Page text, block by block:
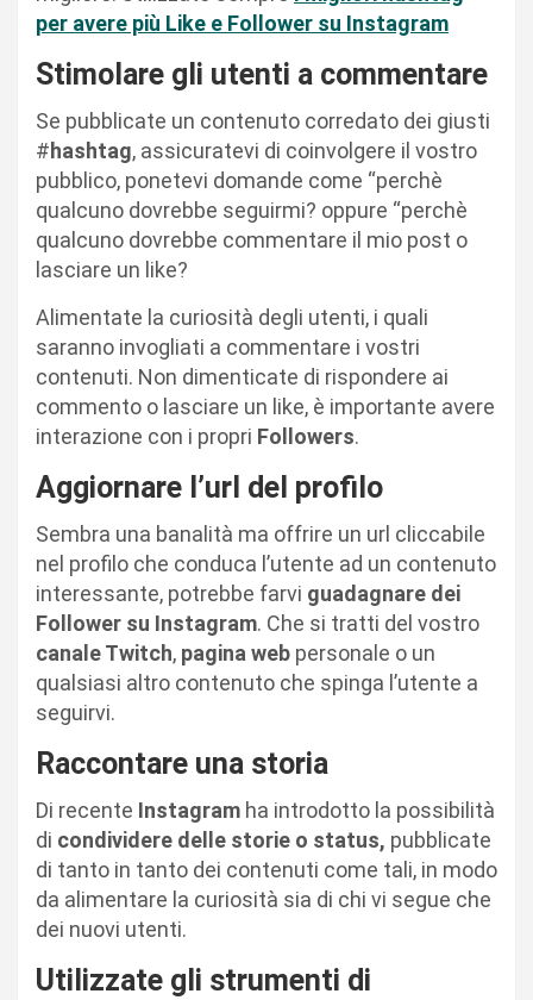
per avere più Like e Follower su Instagram
Stimolare gli utenti a commentare
Se pubblicate un contenuto corredato dei giusti
#hashtag, assicuratevi di coinvolgere il vostro
pubblico, ponetevi domande come “perchè
qualcuno dovrebbe seguirmi? oppure “perchè
qualcuno dovrebbe commentare il mio post o
lasciare un like?
Alimentate la curiosità degli utenti, i quali
saranno invogliati a commentare i vostri
contenuti. Non dimenticate di rispondere ai
commento o lasciare un like, è importante avere
interazione con i propri Followers.
Aggiornare l’url del profilo
Sembra una banalità ma offrire un url cliccabile
nel profilo che conduca l’utente ad un contenuto
interessante, potrebbe farvi guadagnare dei
Follower su Instagram. Che si tratti del vostro
canale Twitch, pagina web personale o un
qualsiasi altro contenuto che spinga l’utente a
seguirvi.
Raccontare una storia
Di recente Instagram ha introdotto la possibilità
di condividere delle storie o status, pubblicate
di tanto in tanto dei contenuti come tali, in modo
da alimentare la curiosità sia di chi vi segue che
dei nuovi utenti.
Utilizzate gli strumenti di